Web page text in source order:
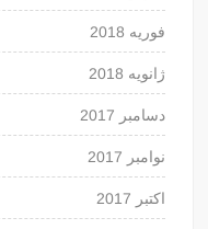
فوریه 2018
ژانویه 2018
دسامبر 2017
نوامبر 2017
اکتبر 2017